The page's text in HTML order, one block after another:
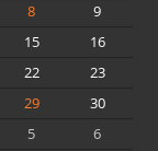
8
9
15
16
22
23
29
30
5 6